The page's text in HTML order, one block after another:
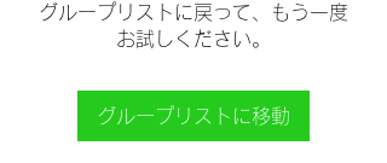
グループリストに戻って、もう一度
お試しください。
グループリストに移動